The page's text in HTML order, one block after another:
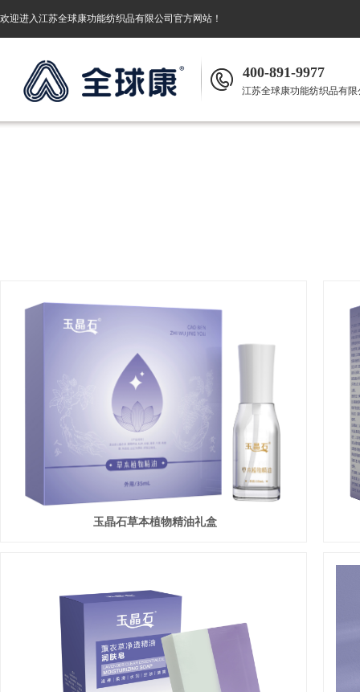
欢迎进入江苏全球康功能纺织品有限公司 官方网站！
江苏全球康功能纺织品有限
400-891-9977
玉晶石草本植物精油礼盒